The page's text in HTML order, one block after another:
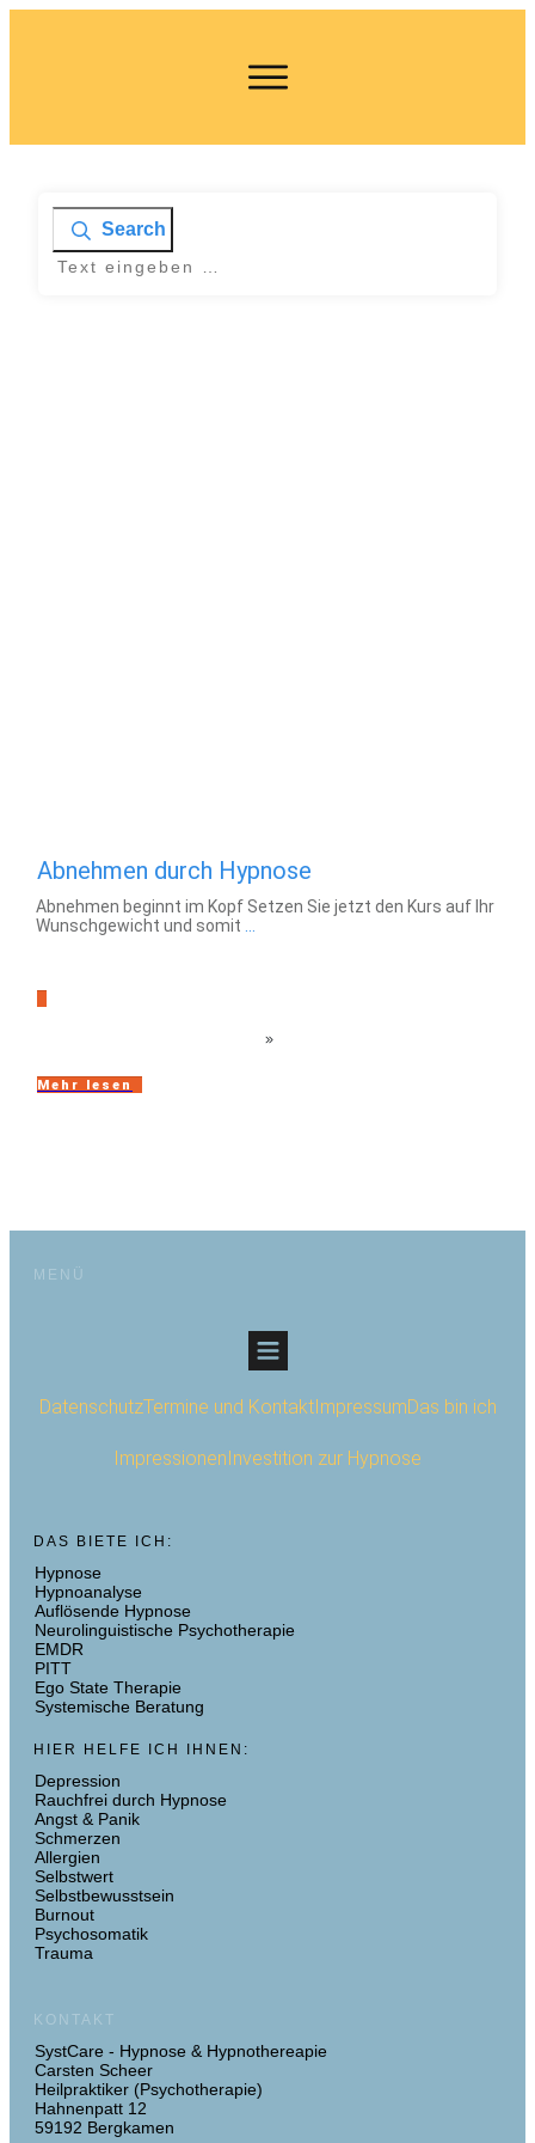
Search
Abnehmen durch Hypnose
Abnehmen beginnt im Kopf Setzen Sie jetzt den Kurs auf Ihr
Wunschgewicht und somit
Mehr lesen
MENÜ
DatenschutzTermine und KontaktImpressumDas bin ich
ImpressionenInvestition zur Hypnose
DAS BIETE ICH:
Hypnose
Hypnoanalyse
Auflösende Hypnose
Neurolinguistische Psychotherapie
EMDR
PITT
Ego State Therapie
Systemische Beratung
HIER HELFE ICH IHNEN:
Depression
Rauchfrei durch Hypnose
Angst & Panik
Schmerzen
Allergien
Selbstwert
Selbstbewusstsein
Burnout
Psychosomatik
Trauma
KONTAKT
SystCare - Hypnose & Hypnothereapie
Carsten Scheer
Heilpraktiker (Psychotherapie)
Hahnenpatt 12
59192 Bergkamen